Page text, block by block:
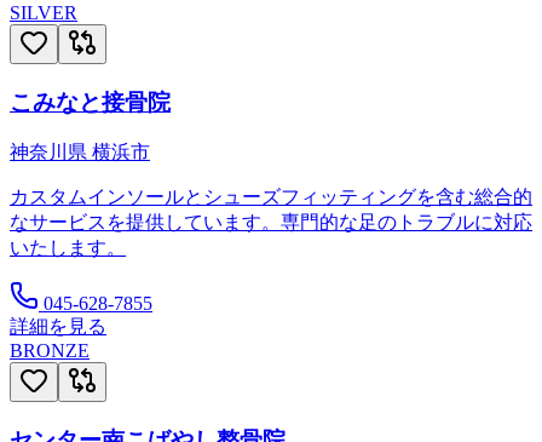
SILVER
こみなと接骨院
神奈川県 横浜市
カスタムインソールとシューズフィッティングを含む総合的
なサービスを提供しています。専門的な足のトラブルに対応
いたします。
045-628-7855
詳細を見る
BRONZE